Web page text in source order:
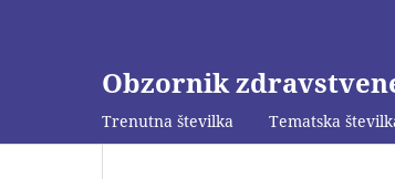
Obzornik
Trenutna številka Tematska